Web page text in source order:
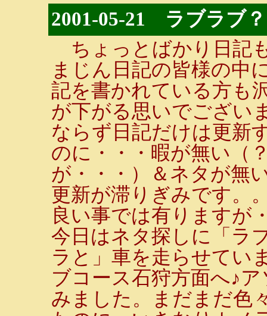
2001-05-21 ラブラブ
ちょっとばかり日記
まじん日記の皆様の中
記を書かれている方も
が下がる思いでござい
ならず日記だけは更新
のに・・・暇が無い（
が・・・）＆ネタが無
更新が滞りぎみです。
良い事では有りますが
今日はネタ探しに「ラ
ラと」車を走らせてい
ブコース石狩方面へ♪
みました。まだまだ色